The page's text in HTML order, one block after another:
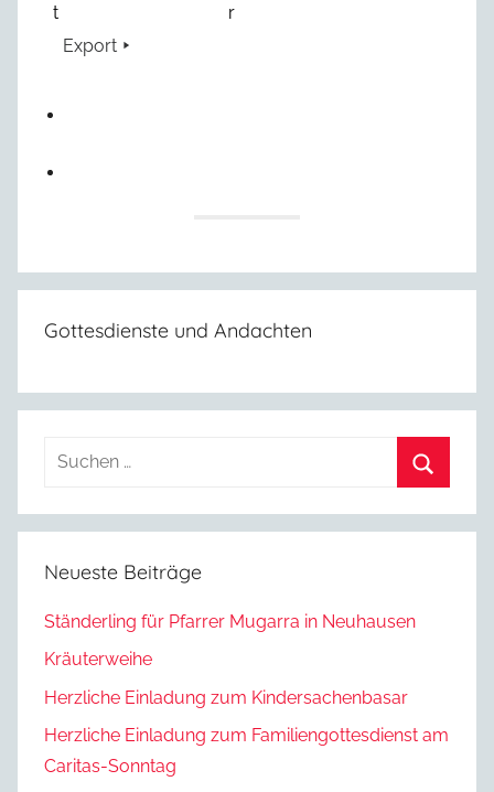
t
r
Export
Gottesdienste und Andachten
Suchen
Neueste Beiträge
Ständerling für Pfarrer Mugarra in Neuhausen
Kräuterweihe
Herzliche Einladung zum Kindersachenbasar
Herzliche Einladung zum Familiengottesdienst am
Caritas-Sonntag